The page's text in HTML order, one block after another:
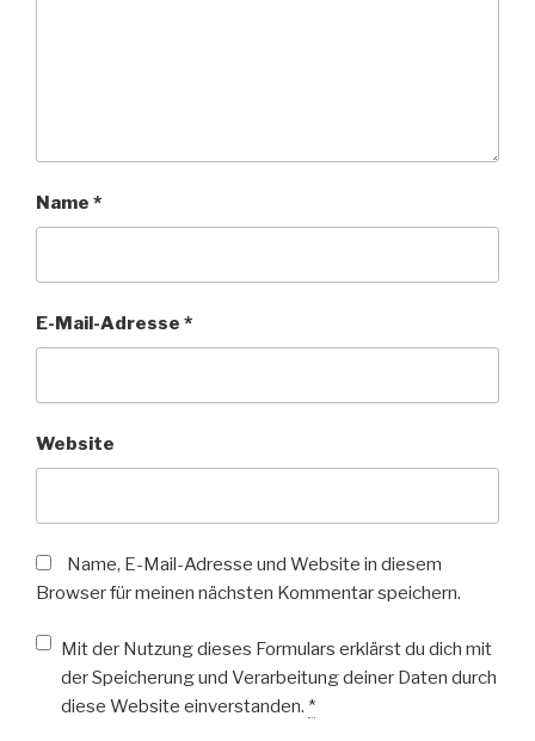
Name *
E-Mail-Adresse *
Website
Name, E-Mail-Adresse und Website in diesem
Browser für meinen nächsten Kommentar speichern.
Mit der Nutzung dieses Formulars erklärst du dich mit
der Speicherung und Verarbeitung deiner Daten durch
diese Website einverstanden. *